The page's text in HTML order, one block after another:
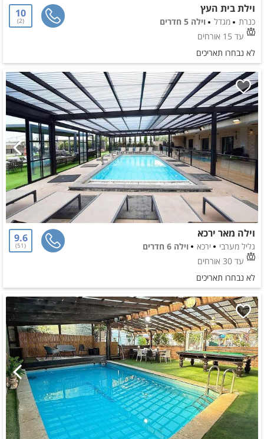
וילת בית העץ
כנרת מגדל
וילה 5 חדרים
עד 15 אורחים
10
2
לא נבחרו תאריכים
וילה מאר ירכא
גליל מערבי ירכא
וילה 6 חדרים
עד 30 אורחים
9.6
51
לא נבחרו תאריכים